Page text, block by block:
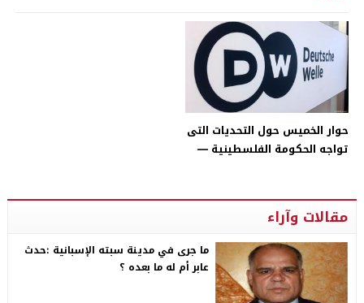
حوار الخميس حول التحديات التى
تواجه الحكومة الفلسطينية —
مقالات وآراء
ما جرى في مدينة سبته الإسبانية :حدث
عابر أم له ما بعده ؟